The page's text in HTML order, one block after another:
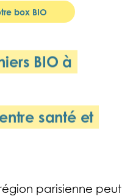
box BIO
BIO à
santé et
parisienne peut